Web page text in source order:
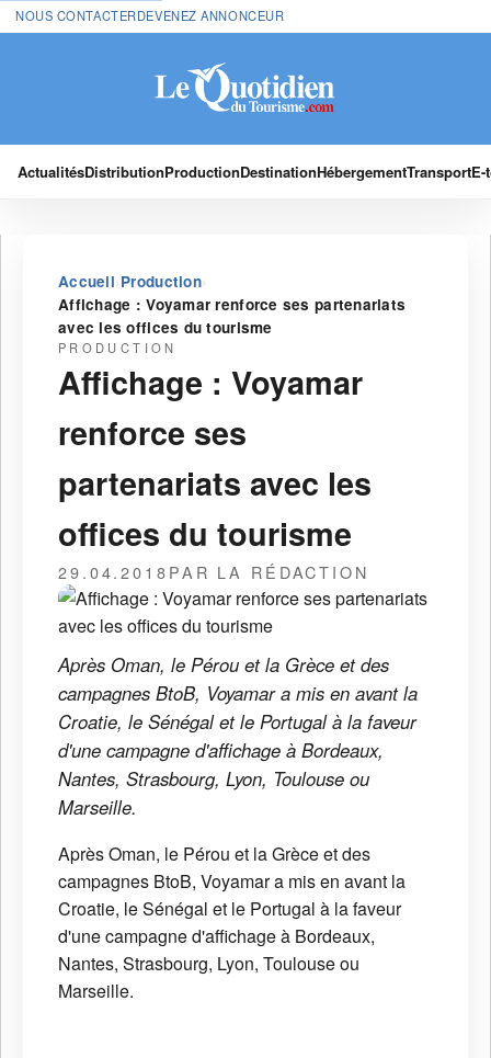
NOUS CONTACTERDEVENEZ ANNONCEUR
ActualitésDistributionProductionDestinationHébergementTransport
Accueil›Production›
Affichage : Voyamar renforce ses partenariats
avec les offices du tourisme
PRODUCTION
Affichage : Voyamar
renforce ses
partenariats avec les
offices du tourisme
29.04.2018PAR LA RÉDACTION
Après Oman, le Pérou et la Grèce et des
campagnes BtoB, Voyamar a mis en avant la
Croatie, le Sénégal et le Portugal à la faveur
d'une campagne d'affichage à Bordeaux,
Nantes, Strasbourg, Lyon, Toulouse ou
Marseille.
Après Oman, le Pérou et la Grèce et des
campagnes BtoB, Voyamar a mis en avant la
Croatie, le Sénégal et le Portugal à la faveur
d'une campagne d'affichage à Bordeaux,
Nantes, Strasbourg, Lyon, Toulouse ou
Marseille.